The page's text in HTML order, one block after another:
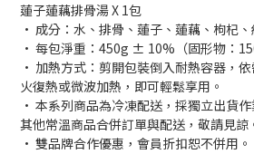
蓮子蓮藕排骨湯 X 1包
· 成分：水、排骨、蓮子、蓮藕、枸杞
· 每包淨重：450g ± 10%（固形物：
· 加熱方式：剪開包裝倒入耐熱容器，
火復熱或微波加熱，即可輕鬆享用。
· 本系列商品為冷凍配送，採獨立出貨
其他常溫商品合併訂單與配送，敬請見諒
· 雙品牌合作優惠，會員折扣恕不併用。